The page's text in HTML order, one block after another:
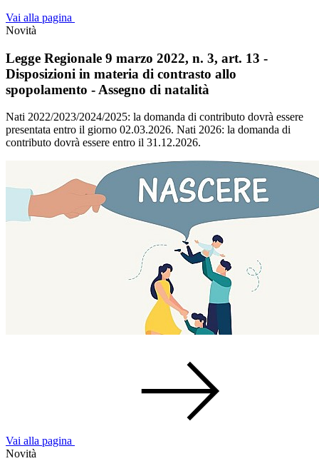
Vai alla pagina
Novità
Legge Regionale 9 marzo 2022, n. 3, art. 13 -
Disposizioni in materia di contrasto allo
spopolamento - Assegno di natalità
Nati 2022/2023/2024/2025: la domanda di contributo dovrà essere
presentata entro il giorno 02.03.2026. Nati 2026: la domanda di
contributo dovrà essere entro il 31.12.2026.
Vai alla pagina
Novità